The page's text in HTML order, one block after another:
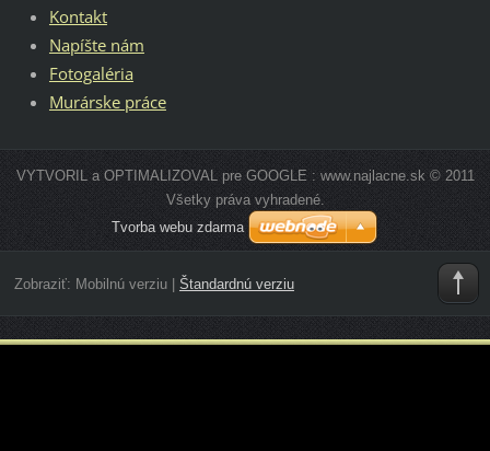
Kontakt
Napíšte nám
Fotogaléria
Murárske práce
VYTVORIL a OPTIMALIZOVAL pre GOOGLE : www.najlacne.sk © 2011
Všetky práva vyhradené.
Tvorba webu zdarma
Zobraziť: Mobilnú verziu| Štandardnú verziu